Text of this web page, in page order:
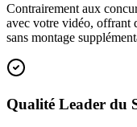
Contrairement aux
avec votre vidéo, offrant
sans montage
Qualité Leader du